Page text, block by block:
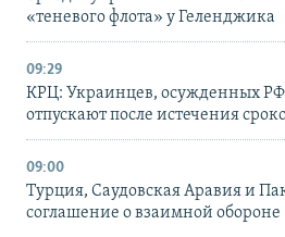
«теневого флота» у Геленджика
09:29
КРЦ: Украинцев, осужденных
отпускают после истечения
09:00
Турция, Саудовская Аравия и
соглашение о взаимной обороне